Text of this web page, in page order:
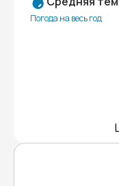
Погода на весь год